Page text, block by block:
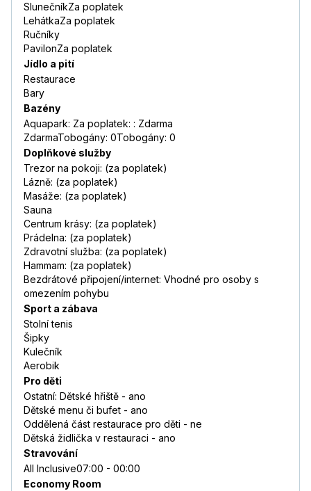
SlunečníkZa poplatek
LehátkaZa poplatek
Ručníky
PavilonZa poplatek
Jídlo a pití
Restaurace
Bary
Bazény
Aquapark: Za poplatek: : Zdarma
ZdarmaTobogány: 0Tobogány: 0
Doplňkové služby
Trezor na pokoji: (za poplatek)
Lázně: (za poplatek)
Masáže: (za poplatek)
Sauna
Centrum krásy: (za poplatek)
Prádelna: (za poplatek)
Zdravotní služba: (za poplatek)
Hammam: (za poplatek)
Bezdrátové připojení/internet: Vhodné pro osoby s
omezením pohybu
Sport a zábava
Stolní tenis
Šipky
Kulečník
Aerobik
Pro děti
Ostatní: Dětské hřiště - ano
Dětské menu či bufet - ano
Oddělená část restaurace pro děti - ne
Dětská židlička v restauraci - ano
Stravování
All Inclusive07:00 - 00:00
Economy Room